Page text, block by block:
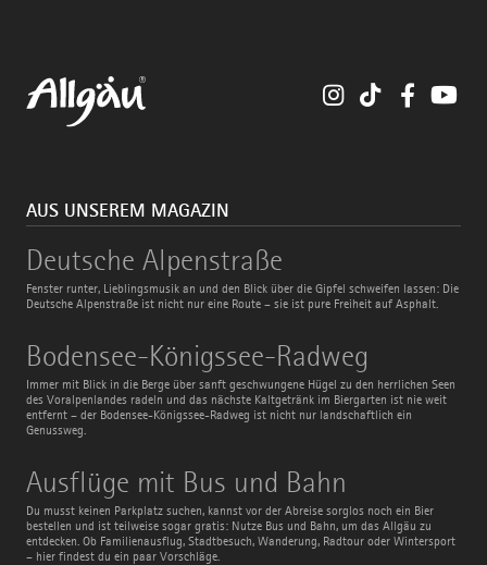
InstagramTikTok
AUS UNSEREM MAGAZIN
Deutsche Alpenstraße
Fenster runter, Lieblingsmusik an und den Blick über die Gipfel schweifen lassen: Die
Deutsche Alpenstraße ist nicht nur eine Route – sie ist pure Freiheit auf Asphalt.
Deutsche
Alpenstraße
Bodensee-Königssee-Radweg
Immer mit Blick in die Berge über sanft geschwungene Hügel zu den herrlichen Seen
des Voralpenlandes radeln und das nächste Kaltgetränk im Biergarten ist nie weit
entfernt – der Bodensee-Königssee-Radweg ist nicht nur landschaftlich ein
Genussweg.
Bodensee-
Königssee-
Radweg
Ausflüge mit Bus und Bahn
Du musst keinen Parkplatz suchen, kannst vor der Abreise sorglos noch ein Bier
bestellen und ist teilweise sogar gratis: Nutze Bus und Bahn, um das Allgäu zu
entdecken. Ob Familienausflug, Stadtbesuch, Wanderung, Radtour oder Wintersport
– hier findest du ein paar Vorschläge.
Ausflüge
mit
Bus
und
Bahn